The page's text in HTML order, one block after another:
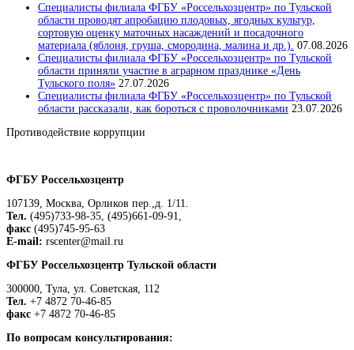
Специалисты филиала ФГБУ «Россельхозцентр» по Тульской
области проводят апробацию плодовых, ягодных культур,
сортовую оценку маточных насаждений и посадочного
материала (яблоня, груша, смородина, малина и др.). 07.08.2026
Специалисты филиала ФГБУ «Россельхозцентр» по Тульской
области приняли участие в аграрном празднике «День
Тульского поля» 27.07.2026
Специалисты филиала ФГБУ «Россельхозцентр» по Тульской
области рассказали, как бороться с проволочниками 23.07.2026
Противодействие коррупции
ФГБУ Россельхозцентр
107139, Москва, Орликов пер.,д. 1/11.
Тел. (495)733-98-35, (495)661-09-91,
факс (495)745-95-63
E-mail: rscenter@mail.ru
ФГБУ Россельхозцентр Тульской области
300000, Тула, ул. Советская, 112
Тел. +7 4872 70-46-85
факс +7 4872 70-46-85
По вопросам консультирования: